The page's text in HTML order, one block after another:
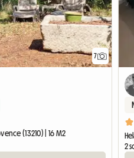
7
(13210) | 16 M2
2